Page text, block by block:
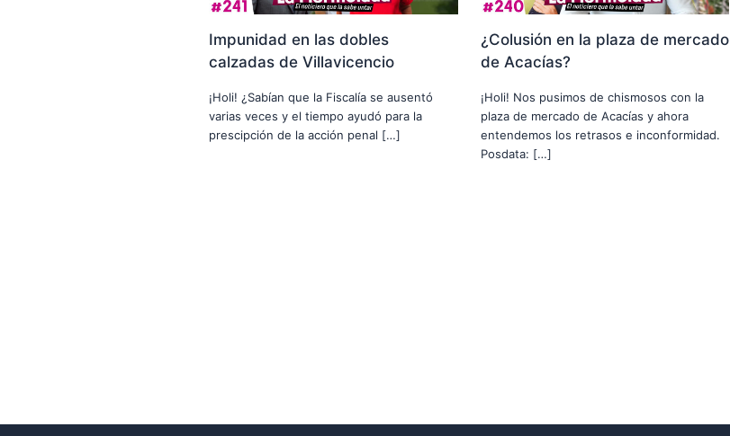
Impunidad en las dobles
calzadas de Villavicencio
¡Holi! ¿Sabían que la Fiscalía se ausentó
varias veces y el tiempo ayudó para la
prescipción de la acción penal […]
¿Colusión en la plaza de mercado
de Acacías?
¡Holi! Nos pusimos de chismosos con la
plaza de mercado de Acacías y ahora
entendemos los retrasos e inconformidad.
Posdata: […]